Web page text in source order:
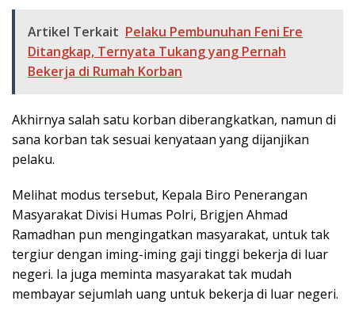
Artikel Terkait Pelaku Pembunuhan Feni Ere
Ditangkap, Ternyata Tukang yang Pernah
Bekerja di Rumah Korban
Akhirnya salah satu korban diberangkatkan, namun di
sana korban tak sesuai kenyataan yang dijanjikan
pelaku.
Melihat modus tersebut, Kepala Biro Penerangan
Masyarakat Divisi Humas Polri, Brigjen Ahmad
Ramadhan pun mengingatkan masyarakat, untuk tak
tergiur dengan iming-iming gaji tinggi bekerja di luar
negeri. Ia juga meminta masyarakat tak mudah
membayar sejumlah uang untuk bekerja di luar negeri.